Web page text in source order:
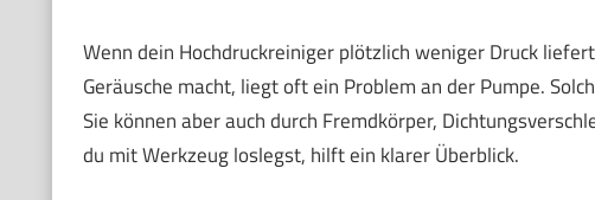
Wenn dein Hochdruckreiniger plötzlich weniger Druck
Geräusche macht, liegt oft ein Problem an der Pumpe.
Sie können aber auch durch Fremdkörper,
du mit Werkzeug loslegst, hilft ein klarer Überblick.